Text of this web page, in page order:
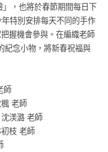
，也將於春節期間每日下
特別安排每天不同的手作
握機會參與。在編織老師
紀念小物，將新春祝福與
師
老師
渼潞 老師
枝 老師